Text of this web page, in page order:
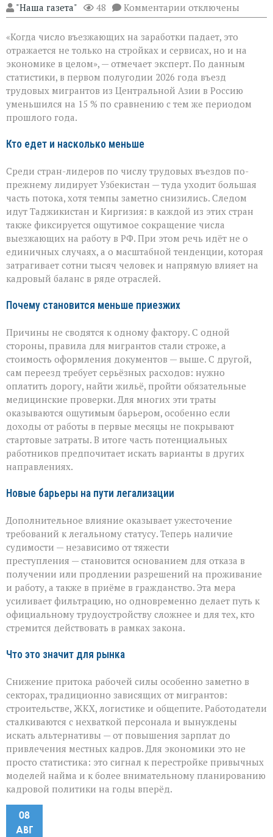
"Наша газета" 48 Комментарии к
записи
труда
чувствует
перемену»:
поток
трудовых
мигрантов
в
РФ
отключены
«Когда число въезжающих на заработки падает, это
отражается не только на стройках и сервисах, но и на
экономике в целом», — отмечает эксперт. По данным
статистики, в первом полугодии 2026 года въезд
трудовых мигрантов из Центральной Азии в Россию
уменьшился на 15 % по сравнению с тем же периодом
прошлого года.
Кто едет и насколько меньше
Среди стран-лидеров по числу трудовых въездов по-
прежнему лидирует Узбекистан — туда уходит большая
часть потока, хотя темпы заметно снизились. Следом
идут Таджикистан и Киргизия: в каждой из этих стран
также фиксируется ощутимое сокращение числа
выезжающих на работу в РФ. При этом речь идёт не о
единичных случаях, а о масштабной тенденции, которая
затрагивает сотни тысяч человек и напрямую влияет на
кадровый баланс в ряде отраслей.
Почему становится меньше приезжих
Причины не сводятся к одному фактору. С одной
стороны, правила для мигрантов стали строже, а
стоимость оформления документов — выше. С другой,
сам переезд требует серьёзных расходов: нужно
оплатить дорогу, найти жильё, пройти обязательные
медицинские проверки. Для многих эти траты
оказываются ощутимым барьером, особенно если
доходы от работы в первые месяцы не покрывают
стартовые затраты. В итоге часть потенциальных
работников предпочитает искать варианты в других
направлениях.
Новые барьеры на пути легализации
Дополнительное влияние оказывает ужесточение
требований к легальному статусу. Теперь наличие
судимости — независимо от тяжести
преступления — становится основанием для отказа в
получении или продлении разрешений на проживание
и работу, а также в приёме в гражданство. Эта мера
усиливает фильтрацию, но одновременно делает путь к
официальному трудоустройству сложнее и для тех, кто
стремится действовать в рамках закона.
Что это значит для рынка
Снижение притока рабочей силы особенно заметно в
секторах, традиционно зависящих от мигрантов:
строительстве, ЖКХ, логистике и общепите. Работодатели
сталкиваются с нехваткой персонала и вынуждены
искать альтернативы — от повышения зарплат до
привлечения местных кадров. Для экономики это не
просто статистика: это сигнал к перестройке привычных
моделей найма и к более внимательному планированию
кадровой политики на годы вперёд.
08
АВГ